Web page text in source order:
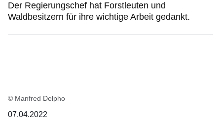
Der Regierungschef hat Forstleuten und
Waldbesitzern für ihre wichtige Arbeit gedankt.
© Manfred Delpho
07.04.2022